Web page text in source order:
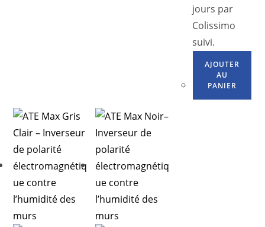
jours par
Colissimo
suivi.
AJOUTER
AU
PANIER